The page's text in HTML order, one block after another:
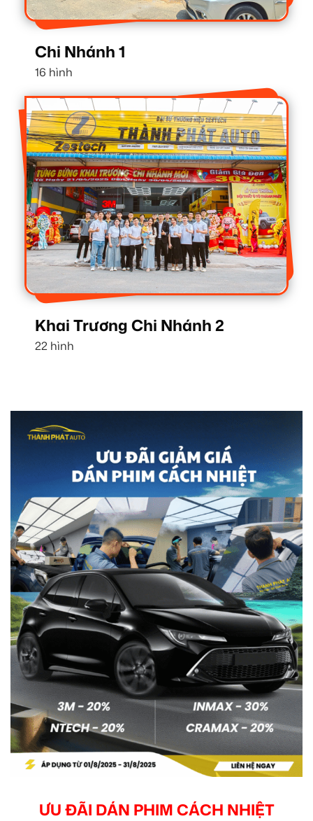
Chi Nhánh 1
16 hình
Khai Trương Chi Nhánh 2
22 hình
ƯU ĐÃI DÁN PHIM CÁCH NHIỆT